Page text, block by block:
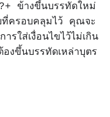
ข้างขึ้นบรรทัดใหม่
ที่ครอบคลุมไว้ คุณจะ
รใส่เงื่อนไขไว้ไม่เกิน
งขึ้นบรรทัดเหล่าบุตร